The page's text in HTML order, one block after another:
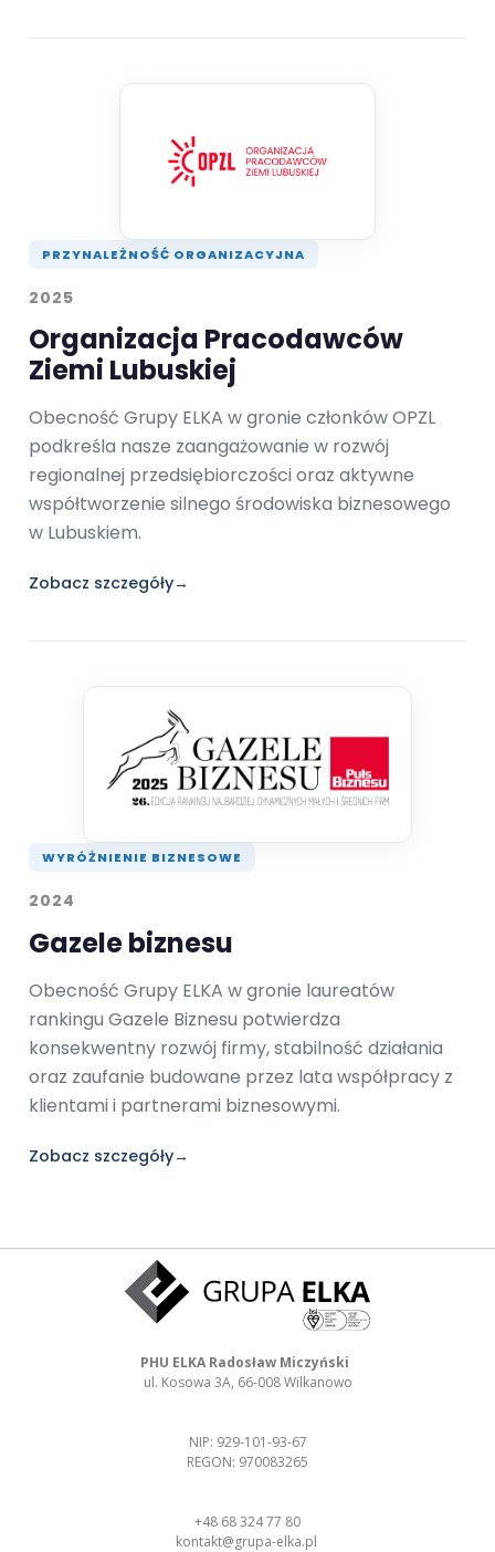
PRZYNALEŻNOŚĆ ORGANIZACYJNA
2025
Organizacja Pracodawców
Ziemi Lubuskiej
Obecność Grupy ELKA w gronie członków OPZL
podkreśla nasze zaangażowanie w rozwój
regionalnej przedsiębiorczości oraz aktywne
współtworzenie silnego środowiska biznesowego
w Lubuskiem.
Zobacz szczegóły→
WYRÓŻNIENIE BIZNESOWE
2024
Gazele biznesu
Obecność Grupy ELKA w gronie laureatów
rankingu Gazele Biznesu potwierdza
konsekwentny rozwój firmy, stabilność działania
oraz zaufanie budowane przez lata współpracy z
klientami i partnerami biznesowymi.
Zobacz szczegóły→
PHU ELKA Radosław Miczyński
ul. Kosowa 3A, 66-008 Wilkanowo
NIP: 929-101-93-67
REGON: 970083265
+48 68 324 77 80
kontakt@grupa-elka.pl